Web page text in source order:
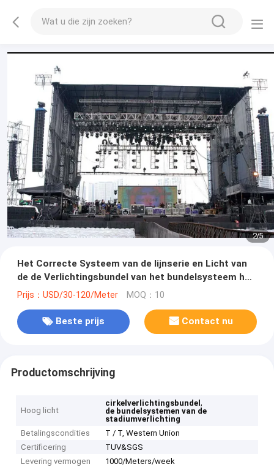
2/5
Het Correcte Systeem van de lijnserie en Licht van
de de Verlichtingsbundel van het bundelsysteem het
Systeemzilver
Prijs：USD/30-120/Meter MOQ：10
Beste prijs Contact nu
Productomschrijving
Hoog licht
cirkelverlichtingsbundel,
de bundelsystemen van de
stadiumverlichting
Betalingscondities
T / T, Western Union
Certificering
TUV&SGS
Levering vermogen
1000/Meters/week